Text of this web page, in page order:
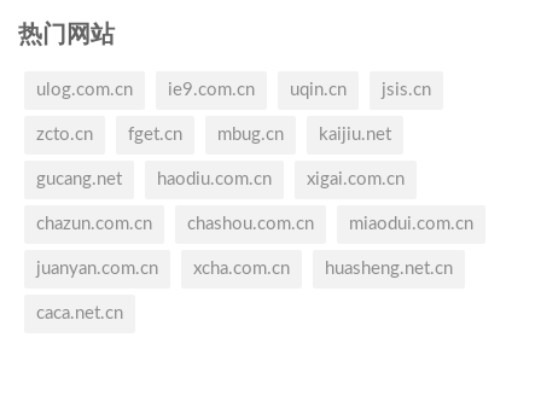
热门网站
ulog.com.cn ie9.com.cn uqin.cn jsis.cn
zcto.cn fget.cn mbug.cn kaijiu.net
gucang.net haodiu.com.cn xigai.com.cn
chazun.com.cn chashou.com.cn miaodui.com.cn
juanyan.com.cn xcha.com.cn huasheng.net.cn
caca.net.cn